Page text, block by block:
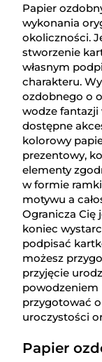
Papier
wykonania
okoliczności.
stworzenie
własnym
charakteru.
ozdobnego o
wodze
dostępne
kolorowy
prezentowy,
elementy
w formie
motywu a
Ogranicza Cię
koniec
podpisać
możesz
przyjęcie
powodzeniem
przygotować
uroczystości
Papier